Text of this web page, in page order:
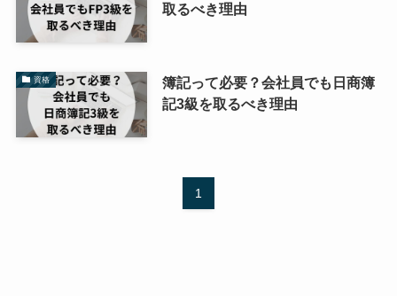
取るべき理由
資格
簿記って必要？会社員でも日商簿
記3級を取るべき理由
1